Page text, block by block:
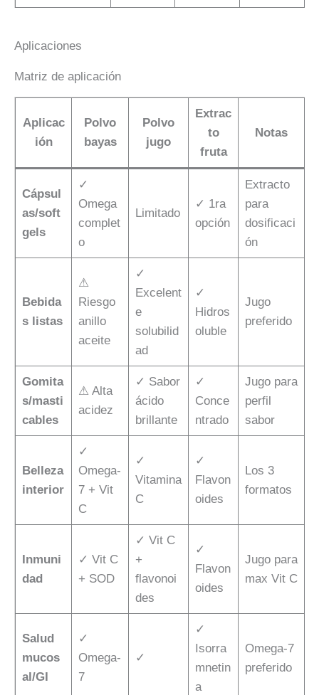
Aplicaciones
Matriz de aplicación
Aplicac
ión
Polvo
bayas
Polvo
jugo
Extrac
to
fruta
Notas
Cápsul
as/soft
gels
✓
Omega
complet
o
Limitado
✓ 1ra
opción
Extracto
para
dosificaci
ón
Bebida
s listas
⚠
Riesgo
anillo
aceite
✓
Excelent
e
solubilid
ad
✓
Hidros
oluble
Jugo
preferido
Gomita
s/masti
cables
⚠ Alta
acidez
✓ Sabor
ácido
brillante
✓
Conce
ntrado
Jugo para
perfil
sabor
Belleza
interior
✓
Omega-
7 + Vit
C
✓
Vitamina
C
✓
Flavon
oides
Los 3
formatos
Inmuni
dad
✓ Vit C
+ SOD
✓ Vit C
+
flavonoi
des
✓
Flavon
oides
Jugo para
max Vit C
Salud
mucos
al/GI
✓
Omega-
7
✓
✓
Isorra
mnetin
a
Omega-7
preferido